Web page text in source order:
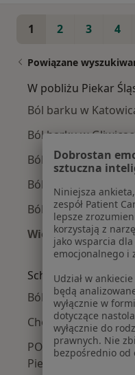
1 2 3 4
Powiązane
W pobliżu Piekar
Ból barku w
Ból barku w
Ból barku w
Ból barku w
Ból barku w Tychach
Więcej (14)
Więcej w
Schorzenia w
Bóle brzucha w
Choroby
POChP –
Piekarach Śląskich
Dobrostan
sztuczna
Niniejsza
zespół Patient
lepsze
korzystają z
jako wsparcia
emocjonalnego i
Udział w
będą
wyłącznie w
dotyczące
wyłącznie do
prawnych. Nie
bezpośrednio od